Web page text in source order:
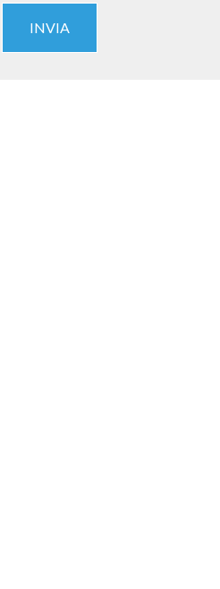
INVIA